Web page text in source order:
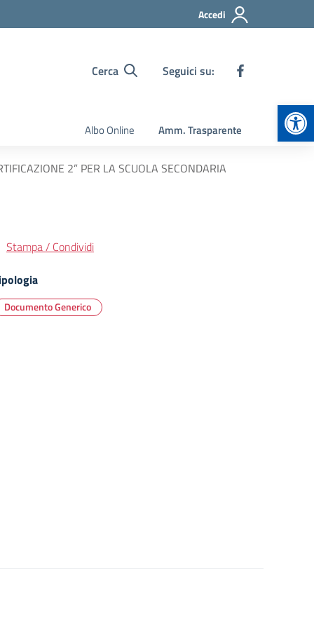
Accedi
Cerca Seguici su:
Albo Online Amm. Trasparente
2” PER LA SCUOLA SECONDARIA
Stampa / Condividi
Documento Generico